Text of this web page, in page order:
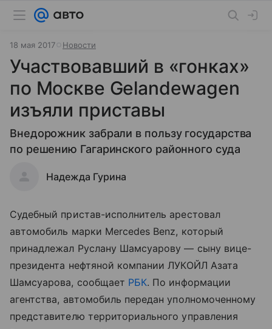
18 мая 2017 Новости
Участвовавший в «гонках»
по Москве Gelandewagen
изъяли приставы
Внедорожник забрали в пользу государства
по решению Гагаринского районного суда
Надежда Гурина
Судебный пристав-исполнитель арестовал
автомобиль марки Mercedes Benz, который
принадлежал Руслану Шамсуарову — сыну вице-
президента нефтяной компании ЛУКОЙЛ Азата
Шамсуарова, сообщает РБК. По информации
агентства, автомобиль передан уполномоченному
представителю территориального управления